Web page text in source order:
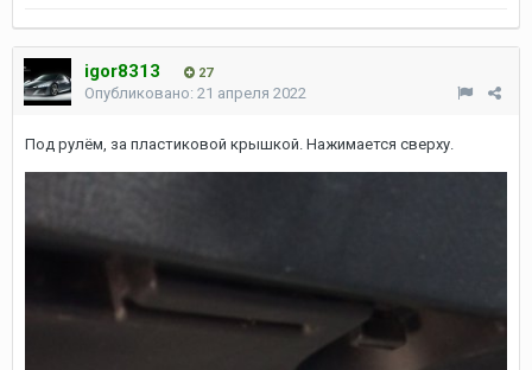
igor8313 27
Опубликовано: 21 апреля 2022
Под рулём, за пластиковой крышкой. Нажимается сверху.